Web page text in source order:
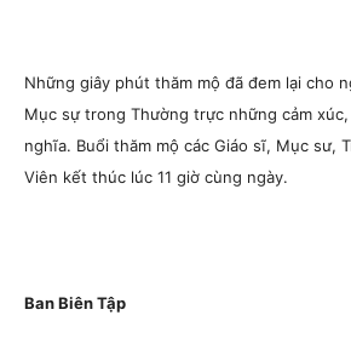
Những giây phút thăm mộ đã đem lại cho
Mục sự trong Thường trực những cảm
nghĩa. Buổi thăm mộ các Giáo sĩ, Mục sư,
Viên kết thúc lúc 11 giờ cùng ngày.
Ban Biên Tập